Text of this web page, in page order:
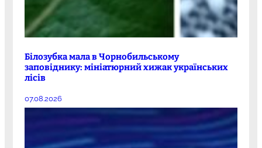
Білозубка мала в Чорнобильському
заповіднику: мініатюрний хижак українських
лісів
07.08.2026